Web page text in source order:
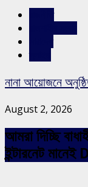
নানা আয়োজনে
August 2, 2026
আমরা দিচ্ছি
ইন্টারনেট